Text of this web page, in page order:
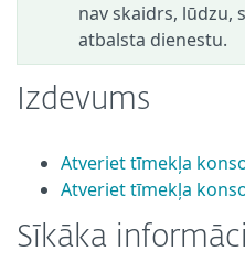
nav skaidrs, lūdzu,
atbalsta dienestu.
Izdevums
Atveriet tīmekļa
Atveriet tīmekļa
Sīkāka